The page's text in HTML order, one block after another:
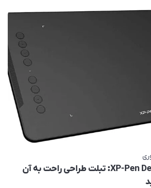
بررسی XP-Pen Deco 01 V2: تبلت طراحی راحت به آن